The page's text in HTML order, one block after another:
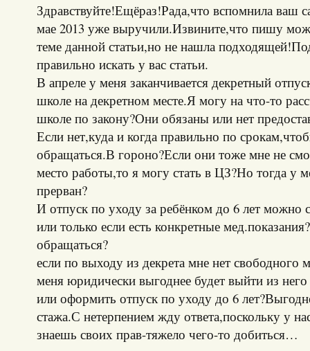
Здравствуйте!Ещёраз!Рада,что вспомнила ваш
мае 2013 уже выручили.Извините,что пишу
теме данной статьи,но не нашла
правильно искать у вас статьи.
В апреле у меня заканчивается декретный
школе на декретном месте.Я могу на что-то
школе по закону?Они обязаны или нет
Если нет,куда и когда правильно по
обращаться.В гороно?Если они тоже мне не
место работы,то я могу стать в ЦЗ?Но тогда у
прерван?
И отпуск по уходу за ребёнком до 6 лет можно
или только если есть конкретные
обращаться?
если по выходу из декрета мне нет свободного
меня юридически выгоднее будет выйти из
или оформить отпуск по уходу до 6
стажа.С нетерпением жду ответа,поскольку у
знаешь своих прав-тяжело чего-то добиться…